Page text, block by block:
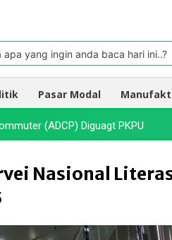
Pasaroleh
apa yang ingin anda baca hari ini..?
Pasar Modal
(ADCP) Diguagt PKPU
Ini Syarat dan Jadwalnya
Nasional